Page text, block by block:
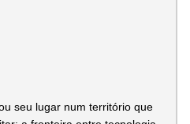
seu lugar num território que